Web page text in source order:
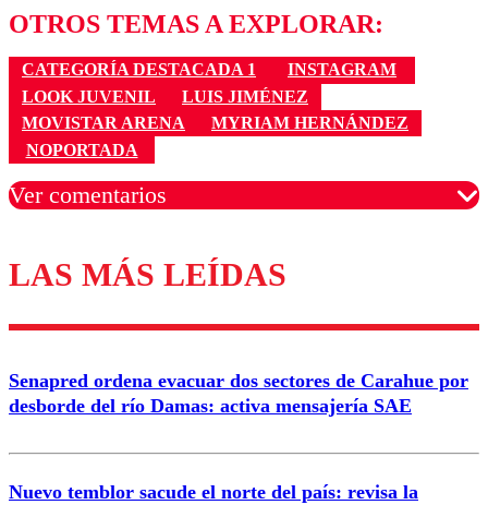
OTROS TEMAS A EXPLORAR:
CATEGORÍA DESTACADA 1
INSTAGRAM
LOOK JUVENIL
LUIS JIMÉNEZ
MOVISTAR ARENA
MYRIAM HERNÁNDEZ
NOPORTADA
Ver comentarios
Los comentarios son moderados para garantizar un
diálogo respetuoso.
Nombre
Correo
LAS MÁS LEÍDAS
Senapred ordena evacuar dos sectores de Carahue por
desborde del río Damas: activa mensajería SAE
Nuevo temblor sacude el norte del país: revisa la